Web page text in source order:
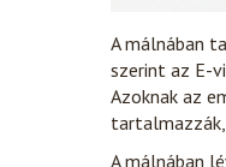
A málnában
szerint az E-
Azoknak az
tartalmazzák,
A málnában